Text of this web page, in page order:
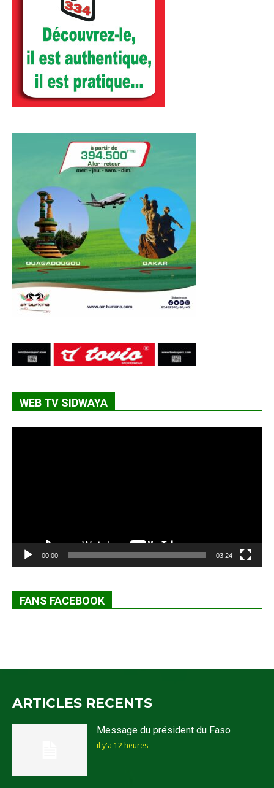
WEB TV SIDWAYA
00:00 03:24
FANS FACEBOOK
ARTICLES RECENTS
Message du président du Faso
il y'a 12 heures